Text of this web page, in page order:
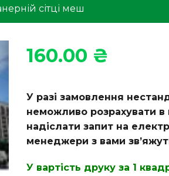
сітці меш
160.00 ₴
У разі замовлення
неможливо розрахувати в
надіслати запит на
менеджери з вами
У вартість друку за 1